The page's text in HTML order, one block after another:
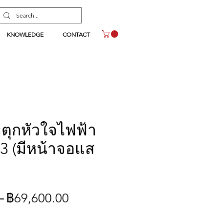
KNOWLEDGE CONTACT
ตุกหัวใจไฟฟ้า
(มีหน้าจอแส
ราคา
฿69,600.00